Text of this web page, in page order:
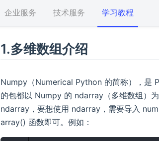
企业服务 技术服务 学习教程
1.多维数组介绍
Numpy（Numerical Python 的简称），是
的包都以 Numpy 的 ndarray（多维数组）
ndarray，要想使用 ndarray，需要导入
array() 函数即可。例如：